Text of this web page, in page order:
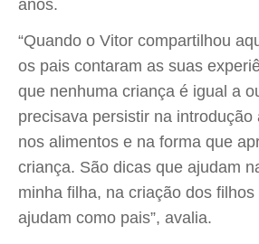
anos.
“Quando o Vitor compartilhou
os pais contaram as suas
que nenhuma criança é igual a
precisava persistir na introdução
nos alimentos e na forma que
criança. São dicas que ajudam
minha filha, na criação dos
ajudam como pais”, avalia.